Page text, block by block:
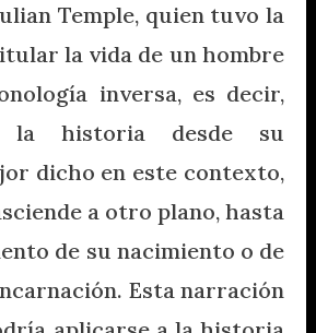
Temple, quien tuvo la
la vida de un hombre
inversa, es decir,
la historia desde su
dicho en este contexto,
a otro plano, hasta
de su nacimiento o de
Esta narración